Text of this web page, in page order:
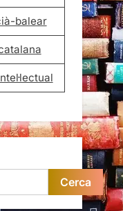
balear
Cerca